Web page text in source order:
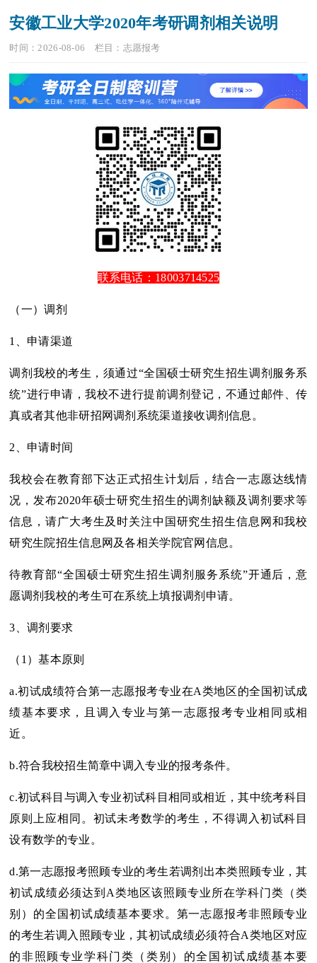
安徽工业大学2020年考研调剂相关说明
时间：2026-08-06 栏目： 志愿报考
联系电话：18003714525
（一）调剂
1、申请渠道
调剂我校的考生，须通过“全国硕士研究生招生调剂服务系
统”进行申请，我校不进行提前调剂登记，不通过邮件、传
真或者其他非研招网调剂系统渠道接收调剂信息。
2、申请时间
我校会在教育部下达正式招生计划后，结合一志愿达线情
况，发布2020年硕士研究生招生的调剂缺额及调剂要求等
信息，请广大考生及时关注中国研究生招生信息网和我校
研究生院招生信息网及各相关学院官网信息。
待教育部“全国硕士研究生招生调剂服务系统”开通后，意
愿调剂我校的考生可在系统上填报调剂申请。
3、调剂要求
（1）基本原则
a.初试成绩符合第一志愿报考专业在A类地区的全国初试成
绩基本要求，且调入专业与第一志愿报考专业相同或相
近。
b.符合我校招生简章中调入专业的报考条件。
c.初试科目与调入专业初试科目相同或相近，其中统考科目
原则上应相同。初试未考数学的考生，不得调入初试科目
设有数学的专业。
d.第一志愿报考照顾专业的考生若调剂出本类照顾专业，其
初试成绩必须达到A类地区该照顾专业所在学科门类（类
别）的全国初试成绩基本要求。第一志愿报考非照顾专业
的考生若调入照顾专业，其初试成绩必须符合A类地区对应
的非照顾专业学科门类（类别）的全国初试成绩基本要